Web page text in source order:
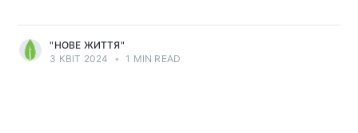
"НОВЕ ЖИТТЯ"
3 КВІТ 2024
• 1 MIN READ